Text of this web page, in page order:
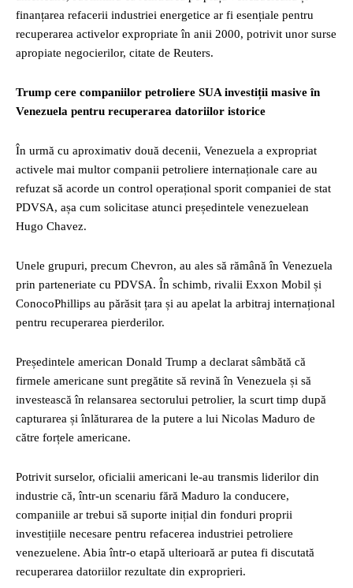
finanțarea refacerii industriei energetice ar fi esențiale pentru
recuperarea activelor expropriate în anii 2000, potrivit unor surse
apropiate negocierilor, citate de Reuters.
Trump cere companiilor petroliere SUA investiții masive în
Venezuela pentru recuperarea datoriilor istorice
În urmă cu aproximativ două decenii, Venezuela a expropriat
activele mai multor companii petroliere internaționale care au
refuzat să acorde un control operațional sporit companiei de stat
PDVSA, așa cum solicitase atunci președintele venezuelean
Hugo Chavez.
Unele grupuri, precum Chevron, au ales să rămână în Venezuela
prin parteneriate cu PDVSA. În schimb, rivalii Exxon Mobil și
ConocoPhillips au părăsit țara și au apelat la arbitraj internațional
pentru recuperarea pierderilor.
Președintele american Donald Trump a declarat sâmbătă că
firmele americane sunt pregătite să revină în Venezuela și să
investească în relansarea sectorului petrolier, la scurt timp după
capturarea și înlăturarea de la putere a lui Nicolas Maduro de
către forțele americane.
Potrivit surselor, oficialii americani le-au transmis liderilor din
industrie că, într-un scenariu fără Maduro la conducere,
companiile ar trebui să suporte inițial din fonduri proprii
investițiile necesare pentru refacerea industriei petroliere
venezuelene. Abia într-o etapă ulterioară ar putea fi discutată
recuperarea datoriilor rezultate din exproprieri.